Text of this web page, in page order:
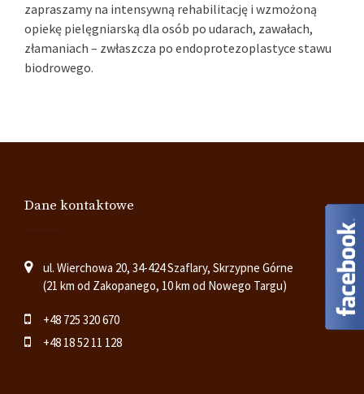
zapraszamy na intensywną rehabilitację i wzmożoną
opiekę pielęgniarską dla osób po udarach, zawałach,
złamaniach – zwłaszcza po endoprotezoplastyce stawu
biodrowego.
Dane kontaktowe
ul. Wierchowa 20, 34-424 Szaflary, Skrzypne Górne
(21 km od Zakopanego, 10 km od Nowego Targu)
+48 725 320 670
+48 18 52 11 128